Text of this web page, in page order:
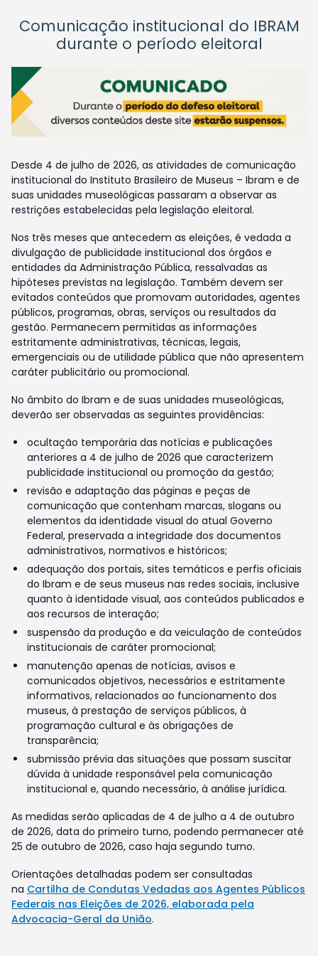
Comunicação institucional do IBRAM
durante o período eleitoral
Desde 4 de julho de 2026, as atividades de comunicação
institucional do Instituto Brasileiro de Museus – Ibram e de
suas unidades museológicas passaram a observar as
restrições estabelecidas pela legislação eleitoral.
Nos três meses que antecedem as eleições, é vedada a
divulgação de publicidade institucional dos órgãos e
entidades da Administração Pública, ressalvadas as
hipóteses previstas na legislação. Também devem ser
evitados conteúdos que promovam autoridades, agentes
públicos, programas, obras, serviços ou resultados da
gestão. Permanecem permitidas as informações
estritamente administrativas, técnicas, legais,
emergenciais ou de utilidade pública que não apresentem
caráter publicitário ou promocional.
No âmbito do Ibram e de suas unidades museológicas,
deverão ser observadas as seguintes providências:
ocultação temporária das notícias e publicações
anteriores a 4 de julho de 2026 que caracterizem
publicidade institucional ou promoção da gestão;
revisão e adaptação das páginas e peças de
comunicação que contenham marcas, slogans ou
elementos da identidade visual do atual Governo
Federal, preservada a integridade dos documentos
administrativos, normativos e históricos;
adequação dos portais, sites temáticos e perfis oficiais
do Ibram e de seus museus nas redes sociais, inclusive
quanto à identidade visual, aos conteúdos publicados e
aos recursos de interação;
suspensão da produção e da veiculação de conteúdos
institucionais de caráter promocional;
manutenção apenas de notícias, avisos e
comunicados objetivos, necessários e estritamente
informativos, relacionados ao funcionamento dos
museus, à prestação de serviços públicos, à
programação cultural e às obrigações de
transparência;
submissão prévia das situações que possam suscitar
dúvida à unidade responsável pela comunicação
institucional e, quando necessário, à análise jurídica.
As medidas serão aplicadas de 4 de julho a 4 de outubro
de 2026, data do primeiro turno, podendo permanecer até
25 de outubro de 2026, caso haja segundo turno.
Orientações detalhadas podem ser consultadas
na Cartilha de Condutas Vedadas aos Agentes Públicos
Federais nas Eleições de 2026, elaborada pela
Advocacia-Geral da União.